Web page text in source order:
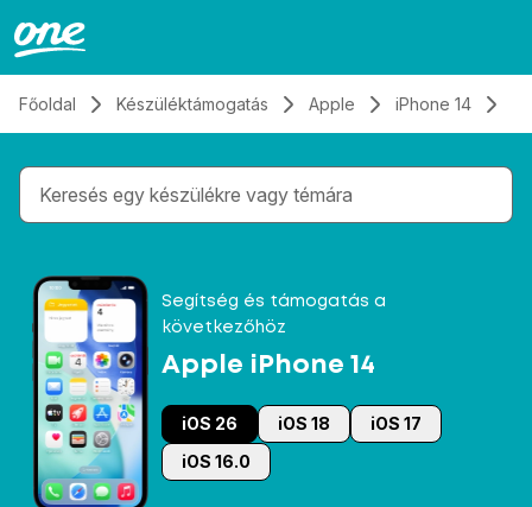
Főoldal Készüléktámogatás Apple iPhone 14
Gépelés közben megjelennek a keresési
Segítség és támogatás a
következőhöz
Apple iPhone 14
iOS 26 iOS 18
iOS 17
iOS 16.0